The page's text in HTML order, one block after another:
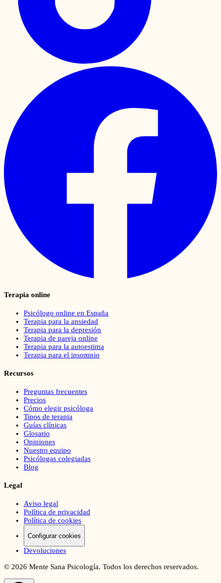
Terapia online
Psicólogo online en España
Terapia para la ansiedad
Terapia para la depresión
Terapia de pareja online
Terapia para la autoestima
Terapia para el insomnio
Recursos
Preguntas frecuentes
Precios
Cómo elegir psicóloga
Tipos de terapia
Guías clínicas
Glosario
Opiniones
Nuestro equipo
Psicólogas colegiadas
Blog
Legal
Aviso legal
Política de privacidad
Política de cookies
Configurar cookies
Devoluciones
© 2026 Mente Sana Psicología. Todos los derechos reservados.